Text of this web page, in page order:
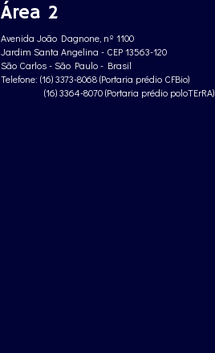
Área 2
Avenida João Dagnone, nº 1100
Jardim Santa Angelina - CEP 13563-120
São Carlos - São Paulo - Brasil
Telefone: (16) 3373-8068 (Portaria prédio CFBio)
(16) 3364-8070 (Portaria prédio poloTErRA)